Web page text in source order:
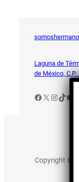
Laguna de
de México, C.P.
Facebook
X TikTok
Copyright ©